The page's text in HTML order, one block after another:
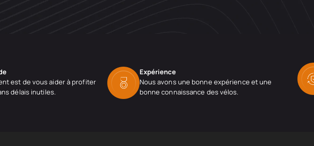
est de vous aider à profiter
délais inutiles.
Expérience
Nous avons une bonne expérience et une
bonne connaissance des vélos.